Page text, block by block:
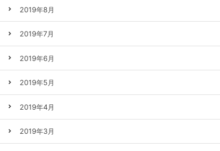
2019年8月
2019年7月
2019年6月
2019年5月
2019年4月
2019年3月